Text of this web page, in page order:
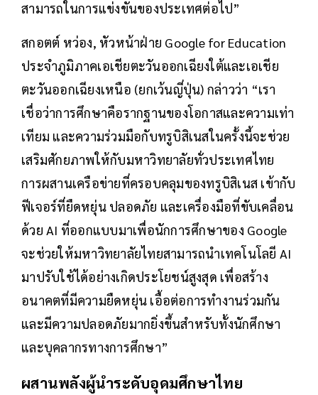
สามารถในการแข่งขันของประเทศต่อไป”
สกอตต์ หว่อง, หัวหน้าฝ่าย Google for Education
ประจำภูมิภาคเอเชียตะวันออกเฉียงใต้และเอเชีย
ตะวันออกเฉียงเหนือ (ยกเว้นญี่ปุ่น) กล่าวว่า “เรา
เชื่อว่าการศึกษาคือรากฐานของโอกาสและความเท่า
เทียม และความร่วมมือกับทรูบิสิเนสในครั้งนี้จะช่วย
เสริมศักยภาพให้กับมหาวิทยาลัยทั่วประเทศไทย
การผสานเครือข่ายที่ครอบคลุมของทรูบิสิเนส เข้ากับ
ฟีเจอร์ที่ยืดหยุ่น ปลอดภัย และเครื่องมือที่ขับเคลื่อน
ด้วย AI ที่ออกแบบมาเพื่อนักการศึกษาของ Google
จะช่วยให้มหาวิทยาลัยไทยสามารถนำเทคโนโลยี AI
มาปรับใช้ได้อย่างเกิดประโยชน์สูงสุด เพื่อสร้าง
อนาคตที่มีความยืดหยุ่น เอื้อต่อการทำงานร่วมกัน
และมีความปลอดภัยมากยิ่งขึ้นสำหรับทั้งนักศึกษา
และบุคลากรทางการศึกษา”
ผสานพลังผู้นำระดับอุดมศึกษาไทย